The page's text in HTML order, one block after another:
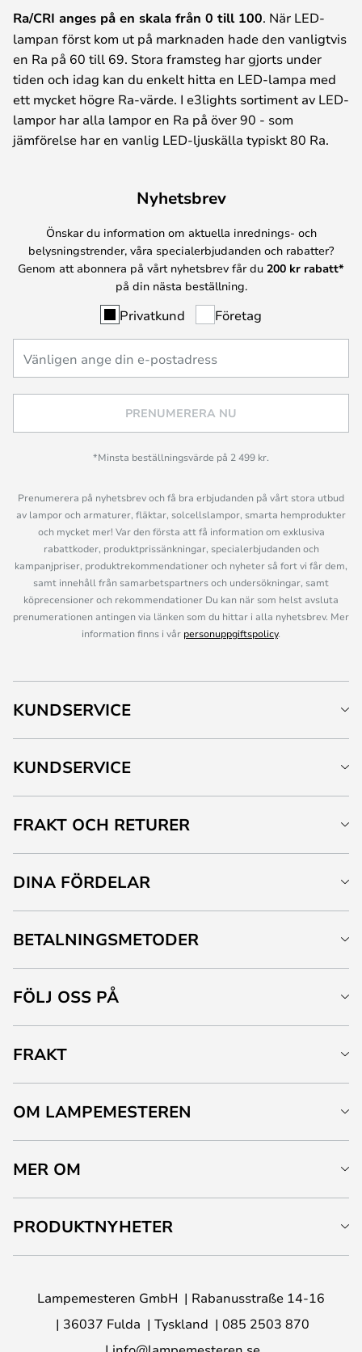
Ra/CRI anges på en skala från 0 till 100. När LED-
lampan först kom ut på marknaden hade den vanligtvis
en Ra på 60 till 69. Stora framsteg har gjorts under
tiden och idag kan du enkelt hitta en LED-lampa med
ett mycket högre Ra-värde. I e3lights sortiment av LED-
lampor har alla lampor en Ra på över 90 - som
jämförelse har en vanlig LED-ljuskälla typiskt 80 Ra.
Nyhetsbrev
Önskar du information om aktuella inrednings- och
belysningstrender, våra specialerbjudanden och rabatter?
Genom att abonnera på vårt nyhetsbrev får du 200 kr rabatt*
på din nästa beställning.
Privatkund Företag
PRENUMERERA NU
*Minsta beställningsvärde på 2 499 kr.
Prenumerera på nyhetsbrev och få bra erbjudanden på vårt stora utbud
av lampor och armaturer, fläktar, solcellslampor, smarta hemprodukter
och mycket mer! Var den första att få information om exklusiva
rabattkoder, produktprissänkningar, specialerbjudanden och
kampanjpriser, produktrekommendationer och nyheter så fort vi får dem,
samt innehåll från samarbetspartners och undersökningar, samt
köprecensioner och rekommendationer Du kan när som helst avsluta
prenumerationen antingen via länken som du hittar i alla nyhetsbrev. Mer
information finns i vår personuppgiftspolicy.
KUNDSERVICE
KUNDSERVICE
FRAKT OCH RETURER
DINA FÖRDELAR
BETALNINGSMETODER
FÖLJ OSS PÅ
FRAKT
OM LAMPEMESTEREN
MER OM
PRODUKTNYHETER
Lampemesteren GmbH
Rabanusstraße 14-16
36037 Fulda
Tyskland
085 2503 870